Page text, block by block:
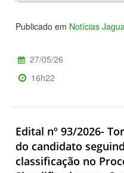
Publicado em Notícias
27/05/26
16h22
Edital nº 93/2026-
do candidato
classificação no